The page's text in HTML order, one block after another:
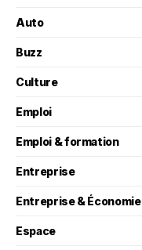
Auto
Buzz
Culture
Emploi
Emploi & formation
Entreprise
Entreprise & Économie
Espace